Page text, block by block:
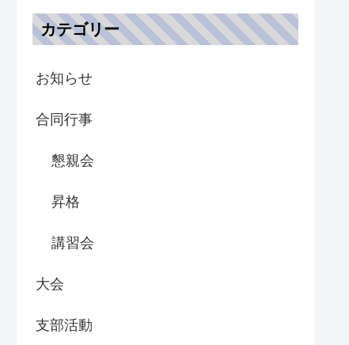
カテゴリー
お知らせ
合同行事
懇親会
昇格
講習会
大会
支部活動